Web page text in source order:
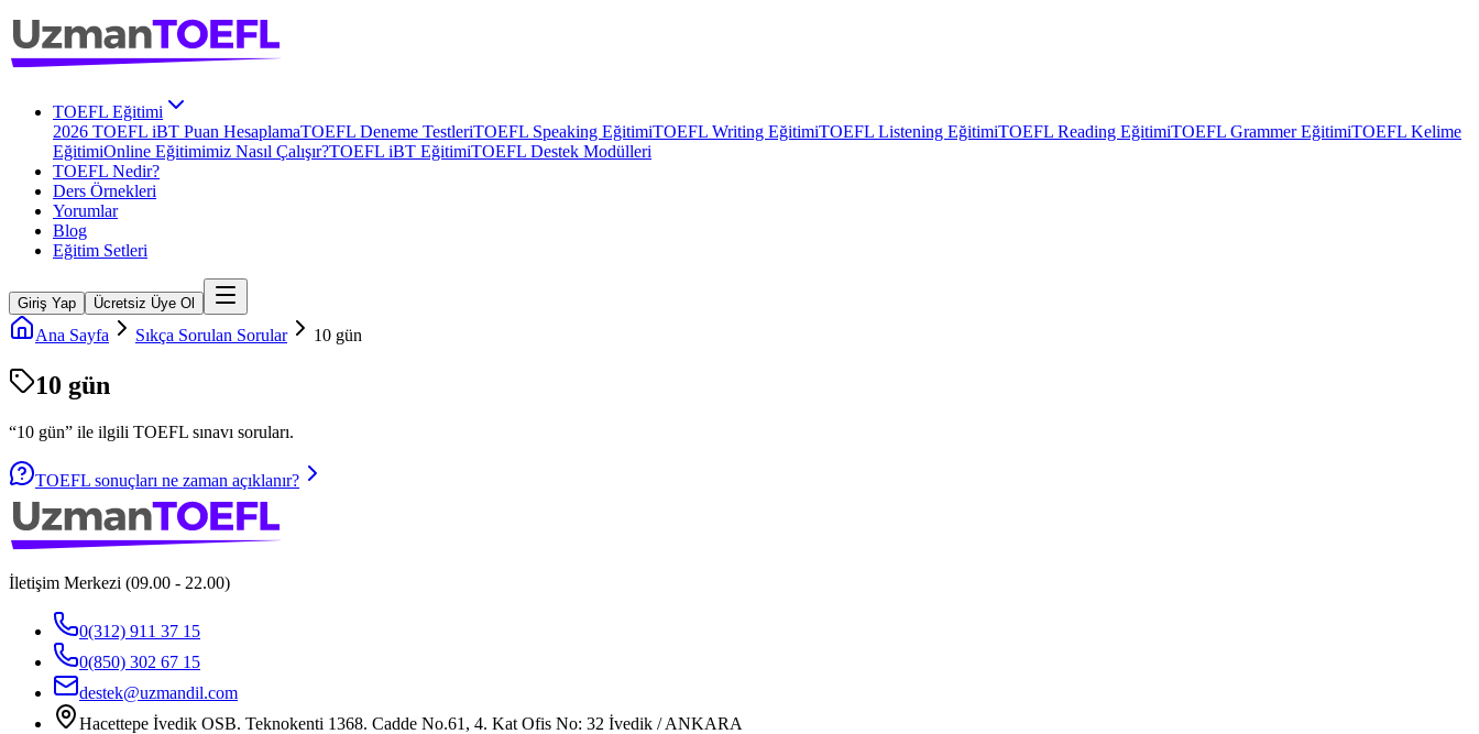
TOEFL Eğitimi
2026 TOEFL iBT Puan HesaplamaTOEFL Deneme TestleriTOEFL Speaking EğitimiTOEFL Writing EğitimiTOEFL Listening EğitimiTOEFL Reading EğitimiTOEFL Grammer EğitimiTOEFL Kelime
EğitimiOnline Eğitimimiz Nasıl Çalışır?TOEFL iBT EğitimiTOEFL Destek Modülleri
TOEFL Nedir?
Ders Örnekleri
Yorumlar
Blog
Eğitim Setleri
Giriş Yap Ücretsiz Üye Ol
Ana Sayfa Sıkça Sorulan Sorular 10 gün
10 gün
“10 gün” ile ilgili TOEFL sınavı soruları.
TOEFL sonuçları ne zaman açıklanır?
İletişim Merkezi (09.00 - 22.00)
0(312) 911 37 15
0(850) 302 67 15
destek@uzmandil.com
Hacettepe İvedik OSB. Teknokenti 1368. Cadde No.61, 4. Kat Ofis No: 32 İvedik / ANKARA